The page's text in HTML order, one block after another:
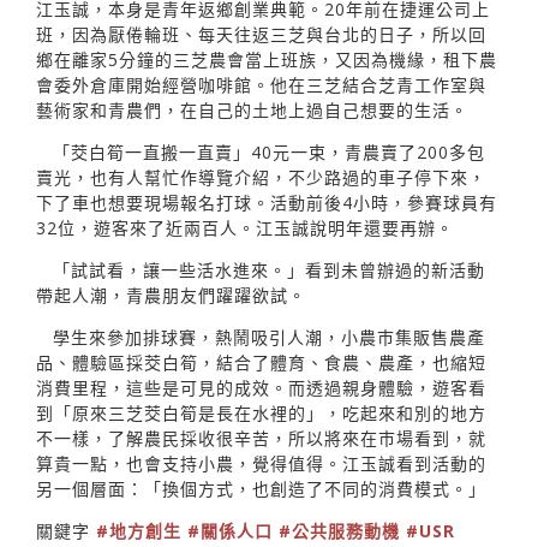
江玉誠，本身是青年返鄉創業典範。20年前在捷運公司上
班，因為厭倦輪班、每天往返三芝與台北的日子，所以回
鄉在離家5分鐘的三芝農會當上班族，又因為機緣，租下農
會委外倉庫開始經營咖啡館。他在三芝結合芝青工作室與
藝術家和青農們，在自己的土地上過自己想要的生活。
「茭白筍一直搬一直賣」40元一束，青農賣了200多包
賣光，也有人幫忙作導覽介紹，不少路過的車子停下來，
下了車也想要現場報名打球。活動前後4小時，參賽球員有
32位，遊客來了近兩百人。江玉誠說明年還要再辦。
「試試看，讓一些活水進來。」看到未曾辦過的新活動
帶起人潮，青農朋友們躍躍欲試。
學生來參加排球賽，熱鬧吸引人潮，小農巿集販售農產
品、體驗區採茭白筍，結合了體育、食農、農產，也縮短
消費里程，這些是可見的成效。而透過親身體驗，遊客看
到「原來三芝茭白筍是長在水裡的」，吃起來和別的地方
不一樣，了解農民採收很辛苦，所以將來在巿場看到，就
算貴一點，也會支持小農，覺得值得。江玉誠看到活動的
另一個層面：「換個方式，也創造了不同的消費模式。」
關鍵字 #地方創生 #關係人口 #公共服務動機 #USR